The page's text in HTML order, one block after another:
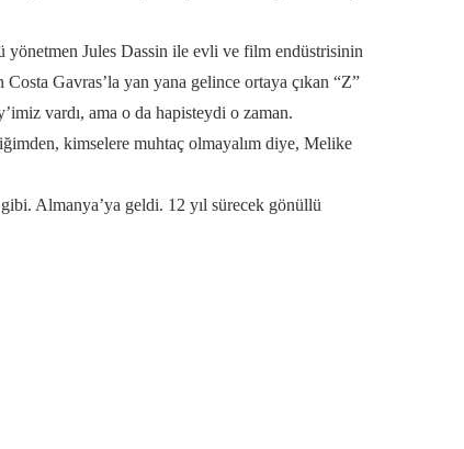
yönetmen Jules Dassin ile evli ve film endüstrisinin
Gavras’la yan yana gelince ortaya çıkan “Z”
vardı, ama o da hapisteydi o zaman.
kimselere muhtaç olmayalım diye, Melike
gibi. Almanya’ya geldi. 12 yıl sürecek gönüllü